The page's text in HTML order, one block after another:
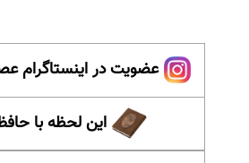
عضویت در اینستاگرام
این لحظه با